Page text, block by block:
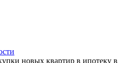
новых квартир в ипотеку в